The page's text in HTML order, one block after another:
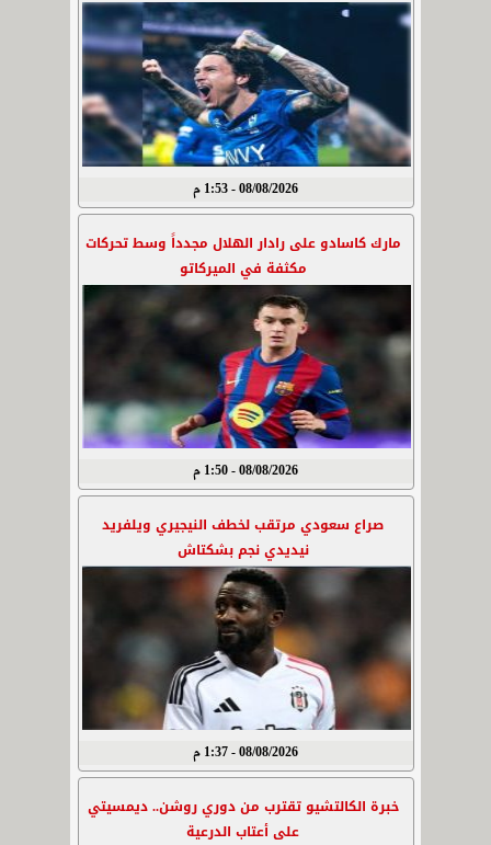
08/08/2026 - 1:53 م
مارك كاسادو على رادار الهلال مجدداً وسط تحركات
مكثفة في الميركاتو
08/08/2026 - 1:50 م
صراع سعودي مرتقب لخطف النيجيري ويلفريد
نيديدي نجم بشكتاش
08/08/2026 - 1:37 م
خبرة الكالتشيو تقترب من دوري روشن.. ديمسيتي
على أعتاب الدرعية